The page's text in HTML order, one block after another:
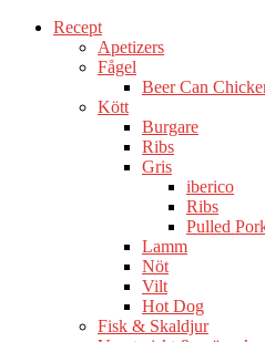
Recept
Apetizers
Fågel
Beer Can
Kött
Burgare
Ribs
Gris
iberico
Ribs
Pulled
Lamm
Nöt
Vilt
Hot Dog
Fisk & Skaldjur